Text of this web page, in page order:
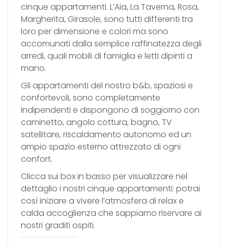
cinque appartamenti. L’Aia, La Taverna, Rosa,
Margherita, Girasole, sono tutti differenti tra
loro per dimensione e colori ma sono
accomunati dalla semplice raffinatezza degli
arredi, quali mobili di famiglia e letti dipinti a
mano.
Gli appartamenti del nostro b&b, spaziosi e
confortevoli, sono completamente
indipendenti e dispongono di soggiorno con
caminetto, angolo cottura, bagno, TV
satellitare, riscaldamento autonomo ed un
ampio spazio esterno attrezzato di ogni
confort.
Clicca sui box in basso per visualizzare nel
dettaglio i nostri cinque appartamenti: potrai
così iniziare a vivere l’atmosfera di relax e
calda accoglienza che sappiamo riservare ai
nostri graditi ospiti.